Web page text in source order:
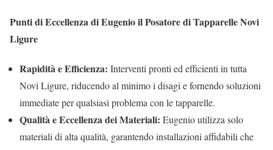
Punti di Eccellenza di Eugenio il Posatore di Tapparelle Novi
Ligure
Rapidità e Efficienza: Interventi pronti ed efficienti in tutta
Novi Ligure, riducendo al minimo i disagi e fornendo soluzioni
immediate per qualsiasi problema con le tapparelle.
Qualità e Eccellenza dei Materiali: Eugenio utilizza solo
materiali di alta qualità, garantendo installazioni affidabili che